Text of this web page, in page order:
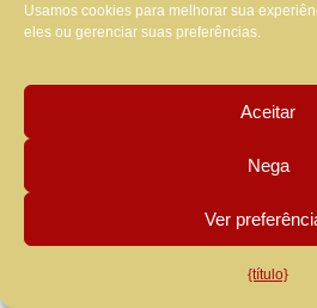
Usamos cookies para melhorar sua
eles ou gerenciar suas preferências.
Aceitar
Nega
Ver
{título}
não há formação
discernimento onde falta
homem usa. Porque
que está faltando no
que dediquei a este